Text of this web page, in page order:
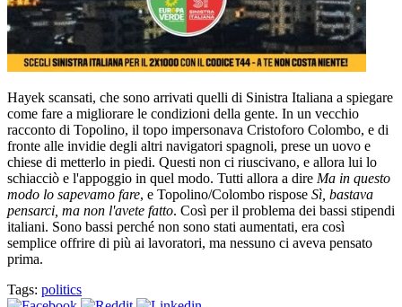
Hayek scansati, che sono arrivati quelli di Sinistra Italiana a spiegare
come fare a migliorare le condizioni della gente. In un vecchio
racconto di Topolino, il topo impersonava Cristoforo Colombo, e di
fronte alle invidie degli altri navigatori spagnoli, prese un uovo e
chiese di metterlo in piedi. Questi non ci riuscivano, e allora lui lo
schiacciò e l'appoggio in quel modo. Tutti allora a dire Ma in questo
modo lo sapevamo fare, e Topolino/Colombo rispose Sì, bastava
pensarci, ma non l'avete fatto. Così per il problema dei bassi stipendi
italiani. Sono bassi perché non sono stati aumentati, era così
semplice offrire di più ai lavoratori, ma nessuno ci aveva pensato
prima.
Tags: politics